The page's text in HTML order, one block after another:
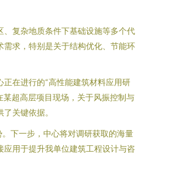
复杂地质条件下基础设施等多个代
求，特别是关于结构优化、节能环
在进行的“高性能建筑材料应用研
某超高层项目现场，关于风振控制与
关键依据。
下一步，中心将对调研获取的海量
用于提升我单位建筑工程设计与咨